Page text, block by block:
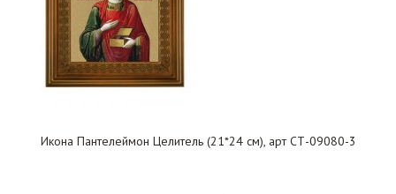
Икона Пантелеймон Целитель (21*24 см), арт СТ-09080-3